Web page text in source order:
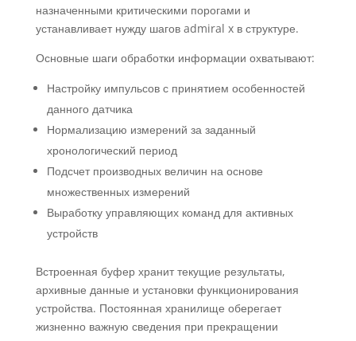
назначенными критическими порогами и
устанавливает нужду шагов admiral x в структуре.
Основные шаги обработки информации охватывают:
Настройку импульсов с принятием особенностей
данного датчика
Нормализацию измерений за заданный
хронологический период
Подсчет производных величин на основе
множественных измерений
Выработку управляющих команд для активных
устройств
Встроенная буфер хранит текущие результаты,
архивные данные и установки функционирования
устройства. Постоянная хранилище оберегает
жизненно важную сведения при прекращении